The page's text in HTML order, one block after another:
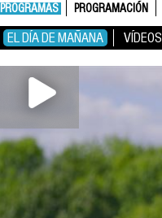
PROGRAMAS PROGRAMACIÓN
EL DÍA DE MAÑANA VÍDEOS